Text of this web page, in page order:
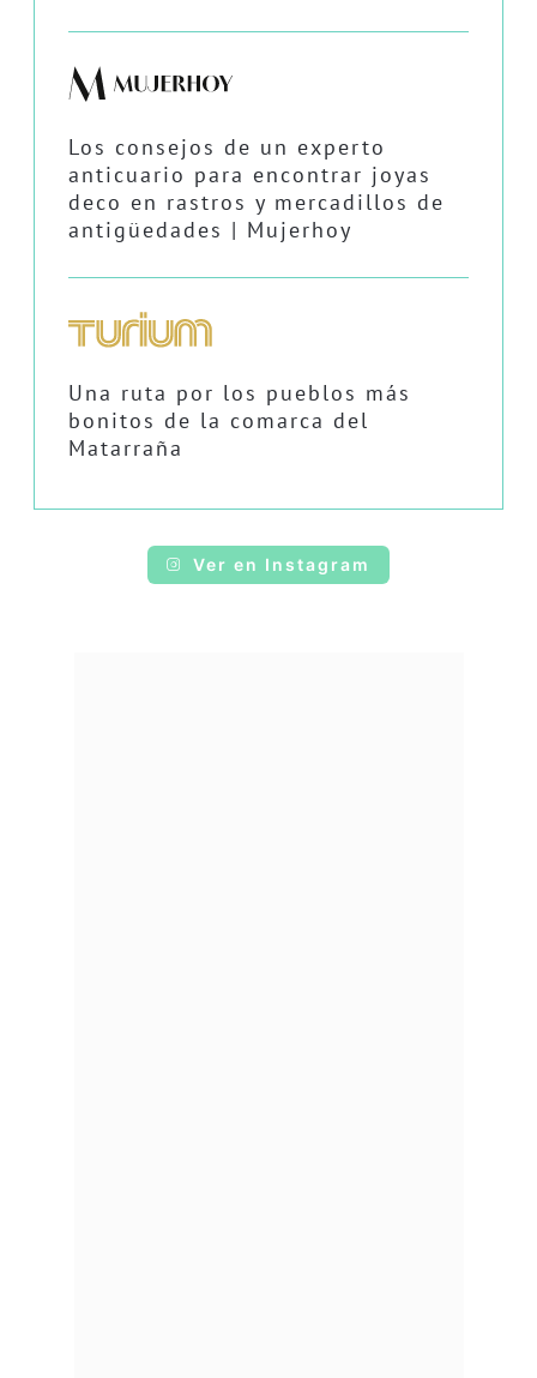
Los consejos de un experto
anticuario para encontrar joyas
deco en rastros y mercadillos de
antigüedades | Mujerhoy
Una ruta por los pueblos más
bonitos de la comarca del
Matarraña
Ver en Instagram